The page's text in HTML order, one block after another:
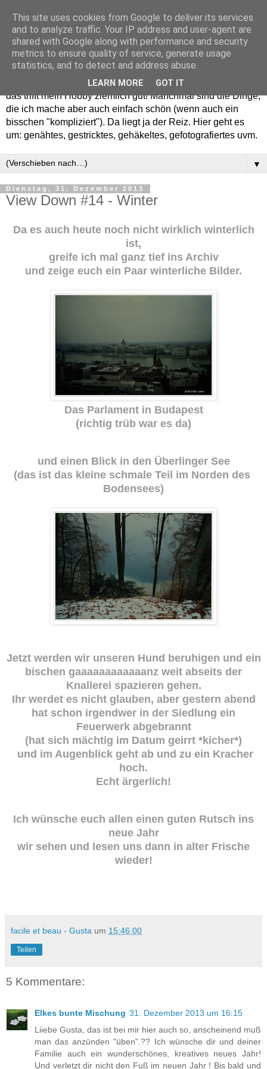
Willkommen in meinem "Wohnzimmer". Einfach und schön -
das trifft mein Hobby ziemlich gut! Manchmal sind die Dinge,
die ich mache aber auch einfach schön (wenn auch ein
bisschen "kompliziert"). Da liegt ja der Reiz. Hier geht es
um: genähtes, gestricktes, gehäkeltes, gefotografiertes uvm.
▼
Dienstag, 31. Dezember 2013
View Down #14 - Winter
Da es auch heute noch nicht wirklich winterlich
ist,
greife ich mal ganz tief ins Archiv
und zeige euch ein Paar winterliche Bilder.
Das Parlament in Budapest
(richtig trüb war es da)
und einen Blick in den Überlinger See
(das ist das kleine schmale Teil im Norden des
Bodensees)
Jetzt werden wir unseren Hund beruhigen und ein
bischen gaaaaaaaaaaaanz weit abseits der
Knallerei spazieren gehen.
Ihr werdet es nicht glauben, aber gestern abend
hat schon irgendwer in der Siedlung ein
Feuerwerk abgebrannt
(hat sich mächtig im Datum geirrt *kicher*)
und im Augenblick geht ab und zu ein Kracher
hoch.
Echt ärgerlich!
Ich wünsche euch allen einen guten Rutsch ins
neue Jahr
wir sehen und lesen uns dann in alter Frische
wieder!
facile et beau - Gusta um 15:46:00
Teilen
5 Kommentare:
Elkes bunte Mischung 31. Dezember 2013 um 16:15
Liiebe Gusta, das ist bei mir hier auch so, anscheinend muß
man das anzünden "üben".?? Ich wünsche dir und deiner
Familie auch ein wunderschönes, kreatives neues Jahr!
Und verletzt dir nicht den Fuß im neuen Jahr ! Bis bald und
This site uses cookies from Google to deliver its services
and to analyze traffic. Your IP address and user-agent are
shared with Google along with performance and security
metrics to ensure quality of service, generate usage
statistics, and to detect and address abuse.
LEARN MORE GOT IT